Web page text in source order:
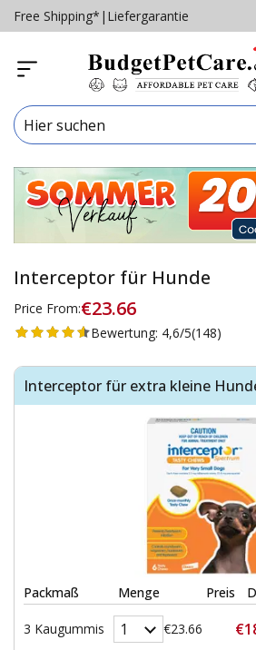
Free Shipping* | Liefergarantie
Interceptor für Hunde
Price From:€23.66
Bewertung: 4,6/5(148)
Interceptor für extra kleine
Packmaß Menge Preis
3 Kaugummis €23.66